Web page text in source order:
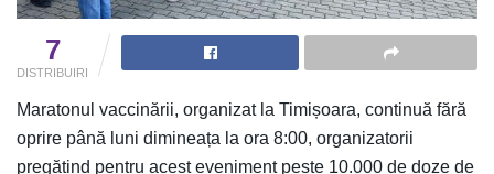
7
DISTRIBUIRI
Maratonul vaccinării, organizat la Timișoara, continuă fără
oprire până luni dimineața la ora 8:00, organizatorii
pregătind pentru acest eveniment peste 10.000 de doze de